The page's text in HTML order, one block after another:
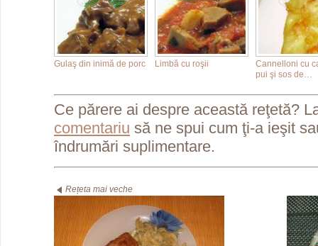
Gulaş din inimă de porc Limbă cu roşii
Cannelloni cu
pui şi sos de…
Ce părere ai despre această reţetă?
comentariu să ne spui cum ţi-a ieşit
îndrumări suplimentare.
Rețeta mai veche